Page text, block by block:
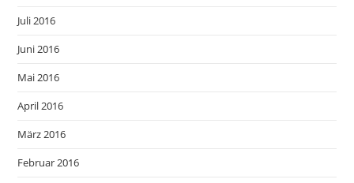
Juli 2016
Juni 2016
Mai 2016
April 2016
März 2016
Februar 2016